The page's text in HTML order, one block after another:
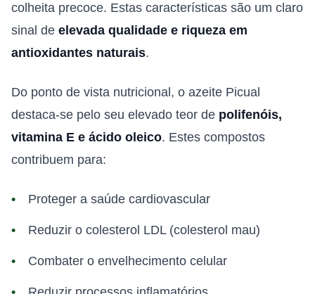
colheita precoce. Estas características são um claro
sinal de elevada qualidade e riqueza em
antioxidantes naturais.
Do ponto de vista nutricional, o azeite Picual
destaca-se pelo seu elevado teor de polifenóis,
vitamina E e ácido oleico. Estes compostos
contribuem para:
Proteger a saúde cardiovascular
Reduzir o colesterol LDL (colesterol mau)
Combater o envelhecimento celular